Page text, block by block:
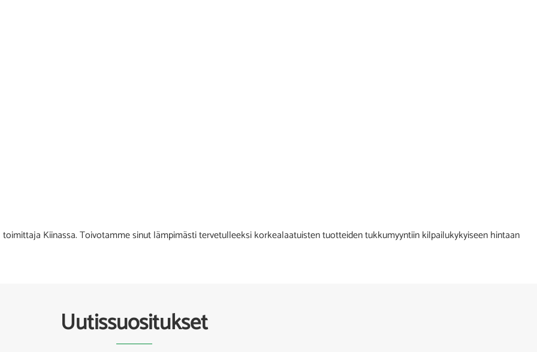
Kiinassa. Toivotamme sinut lämpimästi tervetulleeksi korkealaatuisten tuotteiden tukkumyyntiin kilpailukykyiseen hintaan
Uutissuositukset